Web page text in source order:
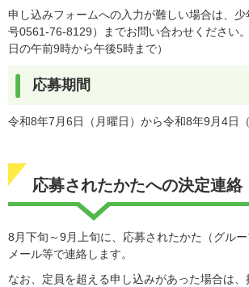
申し込みフォームへの入力が難しい場合は、
号0561-76-8129）までお問い合わせください
日の午前9時から午後5時まで）
応募期間
令和8年7月6日（月曜日）から令和8年9月4日
応募されたかたへの決定連絡
8月下旬～9月上旬に、応募されたかた（グル
メール等で連絡します。
なお、定員を超える申し込みがあった場合は、